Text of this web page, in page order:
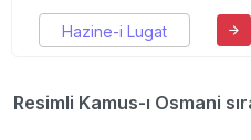
Hazine-i Lugat
Resimli Kamus-ı Osmani